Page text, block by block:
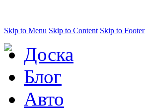
Skip to Menu Skip to Content Skip to Footer
Доска
Блог
Авто